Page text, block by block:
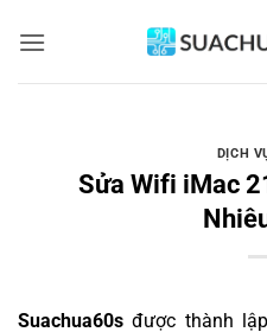
qua
DỊCH
Sửa Wifi iMac
Suachua60s được thành